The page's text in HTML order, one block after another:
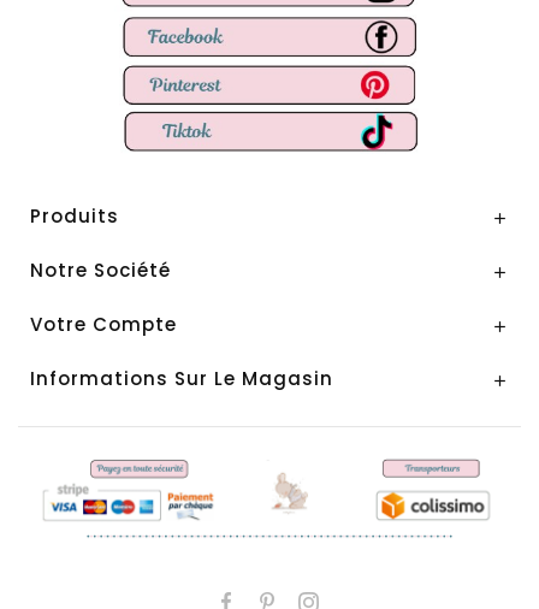
Produits 
Notre Société 
Votre Compte 
Informations Sur Le Magasin 